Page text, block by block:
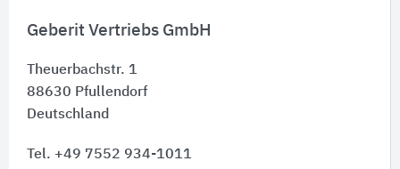
Geberit Vertriebs GmbH
Theuerbachstr. 1
88630 Pfullendorf
Deutschland
Tel. +49 7552 934-1011